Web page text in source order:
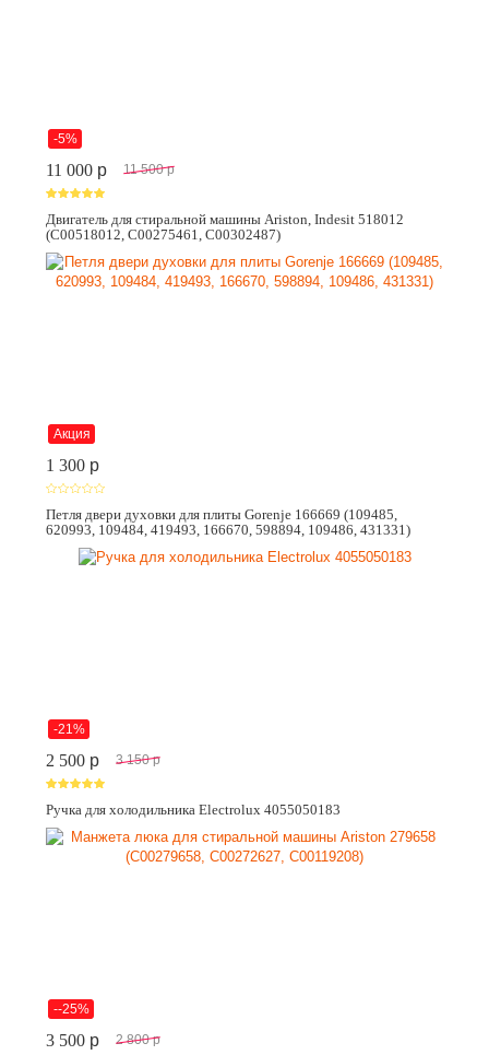
-5%
11 000 p 11 500 p
Двигатель для стиральной машины Ariston, Indesit 518012
(C00518012, C00275461, C00302487)
Акция
1 300 p
Петля двери духовки для плиты Gorenje 166669 (109485,
620993, 109484, 419493, 166670, 598894, 109486, 431331)
-21%
2 500 p 3 150 p
Ручка для холодильника Electrolux 4055050183
--25%
3 500 p 2 800 p